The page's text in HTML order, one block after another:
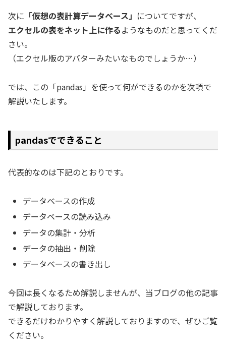
次に 「仮想の表計算データベース」 についてですが、
エクセルの表をネット上に作るようなものだと思ってくだ
さい。
（エクセル版のアバターみたいなものでしょうか…）
では、この「pandas」を使って何ができるのかを次項で
解説いたします。
pandasでできること
代表的なのは下記のとおりです。
データベースの作成
データベースの読み込み
データの集計・分析
データの抽出・削除
データベースの書き出し
今回は長くなるため解説しませんが、当ブログの他の記事
で解説しております。
できるだけわかりやすく解説しておりますので、ぜひご覧
ください。